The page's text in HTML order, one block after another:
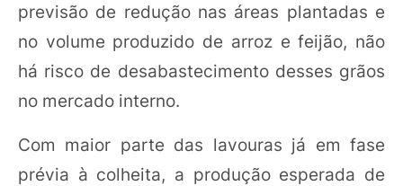
previsão de redução nas áreas plantadas e
no volume produzido de arroz e feijão, não
há risco de desabastecimento desses grãos
no mercado interno.
Com maior parte das lavouras já em fase
prévia à colheita, a produção esperada de